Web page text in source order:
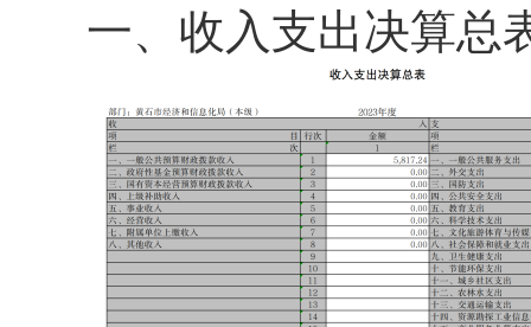
一、收入支出决算总